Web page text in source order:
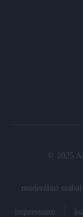
© 2025
moderálási
impresszum